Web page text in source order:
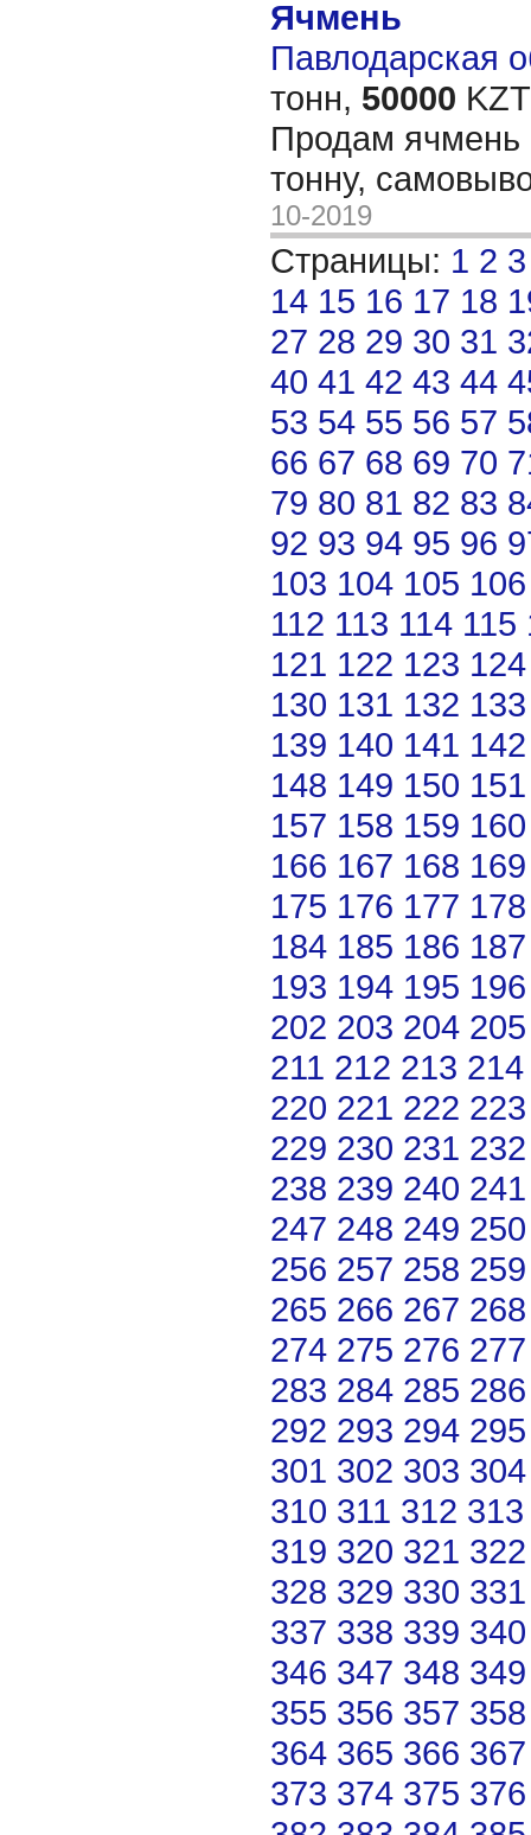
Ячмень
Павлодарская
тонн, 50000
Продам ячмень
тонну,
10-2019
Страницы: 1 2 3
14 15 16 17 18
27 28 29 30 31
40 41 42 43 44
53 54 55 56 57
66 67 68 69 70
79 80 81 82 83
92 93 94 95 96
103 104 105 106
112 113 114 115
121 122 123 124
130 131 132 133
139 140 141 142
148 149 150 151
157 158 159 160
166 167 168 169
175 176 177 178
184 185 186 187
193 194 195 196
202 203 204 205
211 212 213 214
220 221 222 223
229 230 231 232
238 239 240 241
247 248 249 250
256 257 258 259
265 266 267 268
274 275 276 277
283 284 285 286
292 293 294 295
301 302 303 304
310 311 312 313
319 320 321 322
328 329 330 331
337 338 339 340
346 347 348 349
355 356 357 358
364 365 366 367
373 374 375 376